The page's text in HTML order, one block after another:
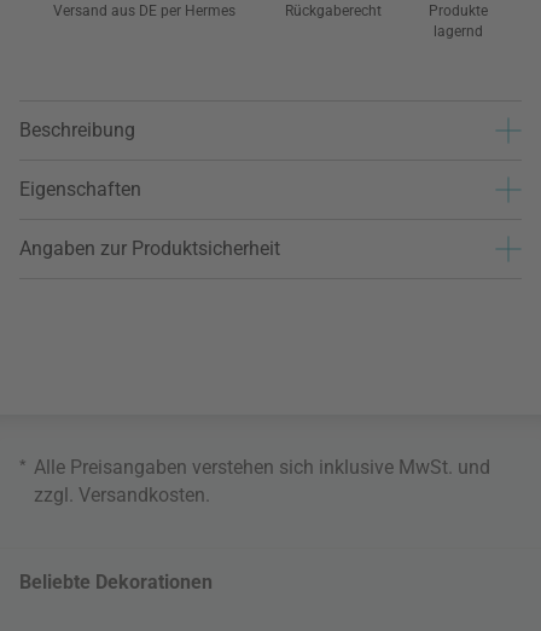
Versand aus DE per Hermes
Rückgaberecht
Produkte
lagernd
Beschreibung
Eigenschaften
Angaben zur Produktsicherheit
* Alle Preisangaben verstehen sich inklusive MwSt. und
zzgl. Versandkosten
Beliebte Dekorationen